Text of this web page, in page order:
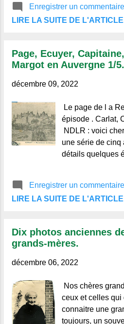
ressemblait à ces
Empereurs
ses chaumières
clocher branlant,
Coutume du
extrême du
la juridiction
Gouverneur de
opposée, c'était
Pays
bourgade dont le
clocher à son
temps Gallo-
chamarrée et
Enregistrer un commentaire
LIRE LA SUITE DE
Page, Ecuyer,
Margot en Auvergne 1/5.
décembre 09, 2022
Le page de l a
épisode . Carlat,
NDLR : voici
une série de cinq
détails quelques
Auvergne. Voilà
au destin
féministe avant
femme de cœur,
contraire sur elle
certains.
sa vie, le dernier
date de 1994,
l'actrice : Isabelle
Enregistrer un commentaire
LIRE LA SUITE DE
Dix photos anciennes
grands-mères.
décembre 06, 2022
Nos chères
ceux et celles qui
connaitre une
toujours, un